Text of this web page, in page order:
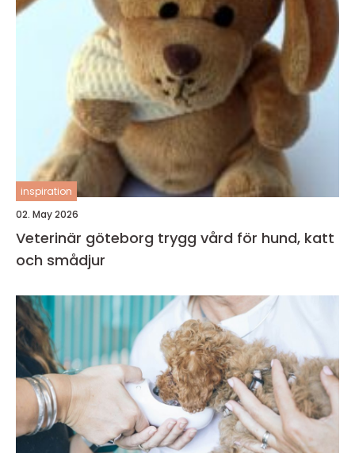
inspiration
02. May 2026
Veterinär göteborg trygg vård för hund, katt
och smådjur